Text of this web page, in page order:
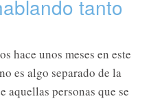
tanto
hace unos meses en este
es algo separado de la
personas que se